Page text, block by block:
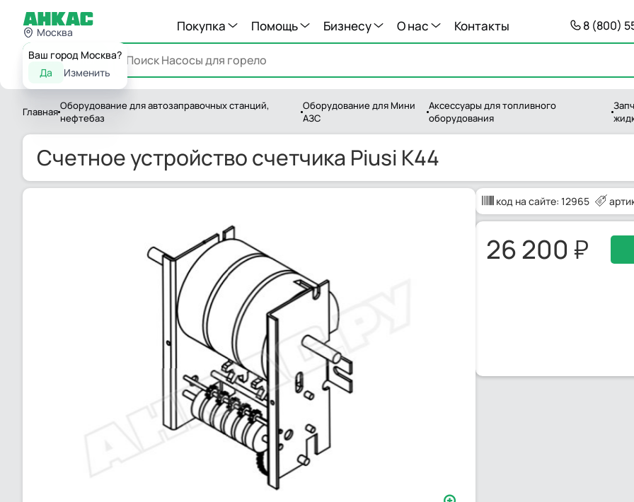
Москва
Ваш город Москва?
Да
Изменить
Покупка Помощь Бизнесу О нас Контакты 8 (800)
Каталог
ГлавнаяОборудование для автозаправочных станций,
нефтебаз
Оборудование для Мини
АЗС
Аксессуары для топливного
оборудования
Счетное устройство счетчика Piusi K44
код на сайте: 12965
26 200